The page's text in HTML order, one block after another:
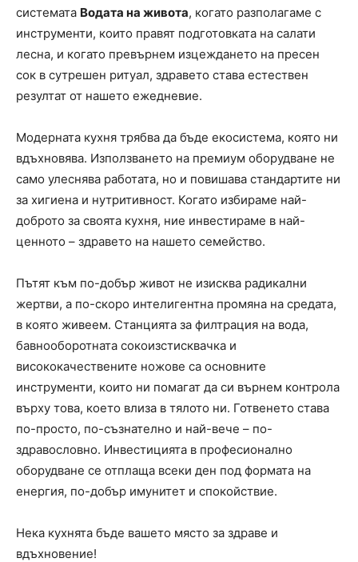
системата Водата на живота, когато разполагаме с
инструменти, които правят подготовката на салати
лесна, и когато превърнем изцеждането на пресен
сок в сутрешен ритуал, здравето става естествен
резултат от нашето ежедневие.
Модерната кухня трябва да бъде екосистема, която ни
вдъхновява. Използването на премиум оборудване не
само улеснява работата, но и повишава стандартите ни
за хигиена и нутритивност. Когато избираме най-
доброто за своята кухня, ние инвестираме в най-
ценното – здравето на нашето семейство.
Пътят към по-добър живот не изисква радикални
жертви, а по-скоро интелигентна промяна на средата,
в която живеем. Станцията за филтрация на вода,
бавнооборотната сокоизстисквачка и
висококачествените ножове са основните
инструменти, които ни помагат да си върнем контрола
върху това, което влиза в тялото ни. Готвенето става
по-просто, по-съзнателно и най-вече – по-
здравословно. Инвестицията в професионално
оборудване се отплаща всеки ден под формата на
енергия, по-добър имунитет и спокойствие.
Нека кухнята бъде вашето място за здраве и
вдъхновение!